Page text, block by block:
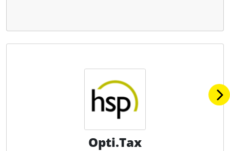
Opti.Tax